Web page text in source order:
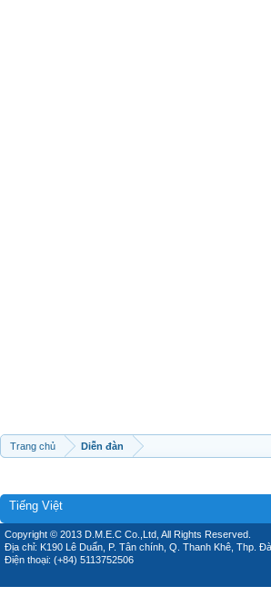
Trang chủ Diễn đàn
Tiếng Việt
Copyright © 2013 D.M.E.C Co.,Ltd, All Rights Reserved.
Địa chỉ: K190 Lê Duẩn, P. Tân chính, Q. Thanh Khê, Thp.
Điện thoại: (+84) 5113752506